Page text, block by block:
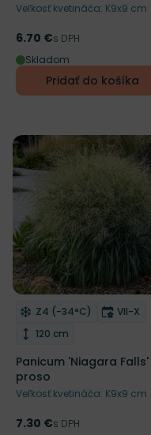
Veľkosť kvetináča: K9x9 cm
Cena
6.70 €s DPH
Skladom
Pridať do košíka
NOVINKA
Odober do zoznamu
Mrazuvzdornosť
Z4 (-34°C) Doba
VII-X
Výška rastliny
120 cm
Panicum 'Niagara
proso
Veľkosť kvetináča: K9x9 cm
Cena
7.30 €s DPH